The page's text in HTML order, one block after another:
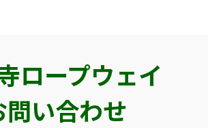
ロープウェイ
問い合わせ